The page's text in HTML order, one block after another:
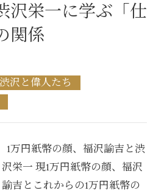
沢栄一に学ぶ「仕
関係
沢と偉人たち
1万円紙幣の顔、福沢諭吉と渋
沢栄一 現1万円紙幣の顔、福沢
諭吉とこれからの1万円紙幣の